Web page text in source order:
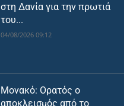
στη Δανία για την πρωτιά
του...
04/08/2026 09:12
Μονακό: Ορατός ο
αποκλεισμός από το